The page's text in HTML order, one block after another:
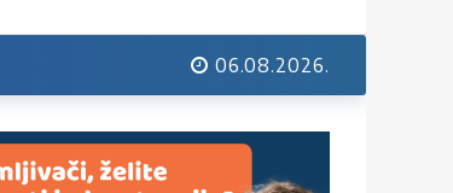
06.08.2026.